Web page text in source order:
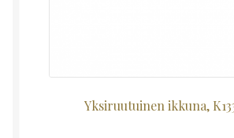
Yksiruutuinen ikkuna,